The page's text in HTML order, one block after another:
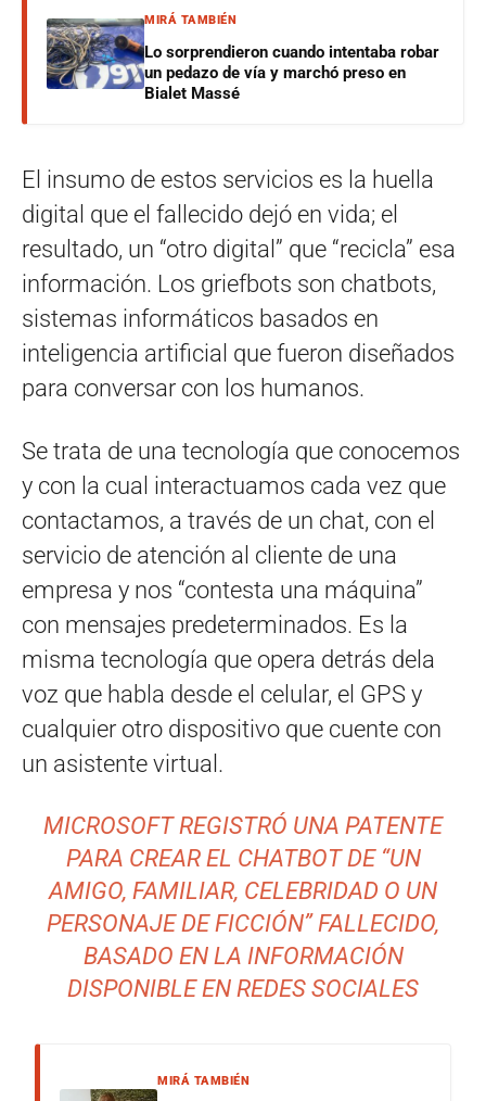
MIRÁ TAMBIÉN
Lo sorprendieron cuando intentaba robar
un pedazo de vía y marchó preso en
Bialet Massé
El insumo de estos servicios es la huella
digital que el fallecido dejó en vida; el
resultado, un “otro digital” que “recicla” esa
información. Los griefbots son chatbots,
sistemas informáticos basados en
inteligencia artificial que fueron diseñados
para conversar con los humanos.
Se trata de una tecnología que conocemos
y con la cual interactuamos cada vez que
contactamos, a través de un chat, con el
servicio de atención al cliente de una
empresa y nos “contesta una máquina”
con mensajes predeterminados. Es la
misma tecnología que opera detrás dela
voz que habla desde el celular, el GPS y
cualquier otro dispositivo que cuente con
un asistente virtual.
MICROSOFT REGISTRÓ UNA PATENTE
PARA CREAR EL CHATBOT DE “UN
AMIGO, FAMILIAR, CELEBRIDAD O UN
PERSONAJE DE FICCIÓN” FALLECIDO,
BASADO EN LA INFORMACIÓN
DISPONIBLE EN REDES SOCIALES
MIRÁ TAMBIÉN